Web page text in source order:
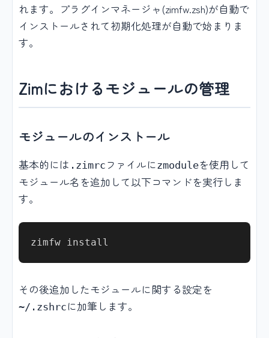
れます。プラグインマネージャ(zimfw.zsh)が自動で
インストールされて初期化処理が自動で始まりま
す。
Zimにおけるモジュールの管理
モジュールのインストール
基本的には .zimrc ファイルにzmoduleを使用して
モジュール名を追加して以下コマンドを実行しま
す。
その後追加したモジュールに関する設定を
~/.zshrc に加筆します。